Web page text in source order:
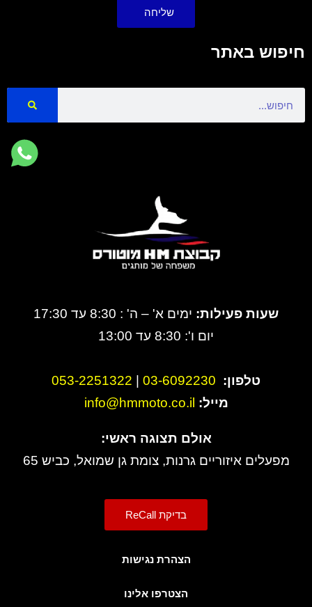
שליחה
חיפוש באתר
שעות פעילות: ימים א' – ה' : 8:30 עד 17:30
יום ו': 8:30 עד 13:00
טלפון: 03-6092230
053-2251322
מייל: info@hmmoto.co.il
אולם תצוגה ראשי:
מפעלים איזוריים גרנות, צומת גן שמואל, כביש 65
בדיקת ReCall
הצהרת נגישות
הצטרפו אלינו